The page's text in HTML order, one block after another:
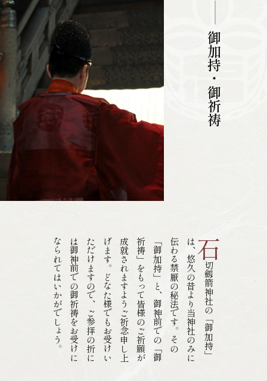
御加持・御祈祷
石
切
劔
箭
神
社
の
「
御
加
持
」
は、
悠
久
の
昔
よ
り
当
神
社
の
み
に
伝わ
る
禁
厭
の
秘
法
で
す
。
そ
の
「御
加
持
」
と
、
御
神
前
で
の
「
御
祈祷
」
を
も
っ
て
皆
様
の
ご
祈
願
が
成就
さ
れ
ま
す
よ
う
ご
祈
念
申
し
上
げま
す
。
ど
な
た
様
で
も
お
受
け
い
ただ
け
ま
す
の
で
、
ご
参
拝
の
折
に
は御
神
前
で
の
御
祈
祷
を
お
受
け
に
なら
れ
て
は
い
か
が
で
し
ょ
う
。